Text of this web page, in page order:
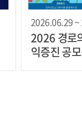
2026.06.29 ~
2026 경로
익증진 공